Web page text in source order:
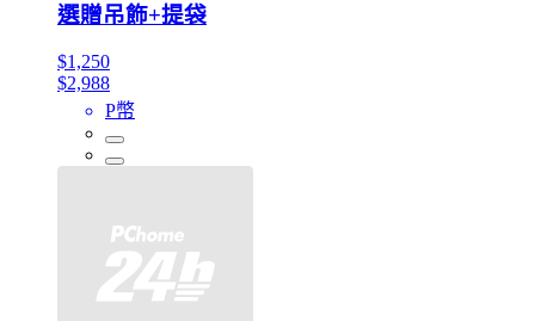
選贈吊飾+提袋
$1,250
$2,988
P幣